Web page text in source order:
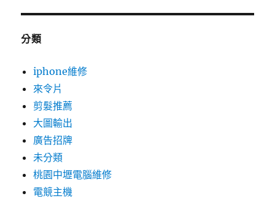
分類
iphone維修
來令片
剪髮推薦
大圖輸出
廣告招牌
未分類
桃園中壢電腦維修
電競主機